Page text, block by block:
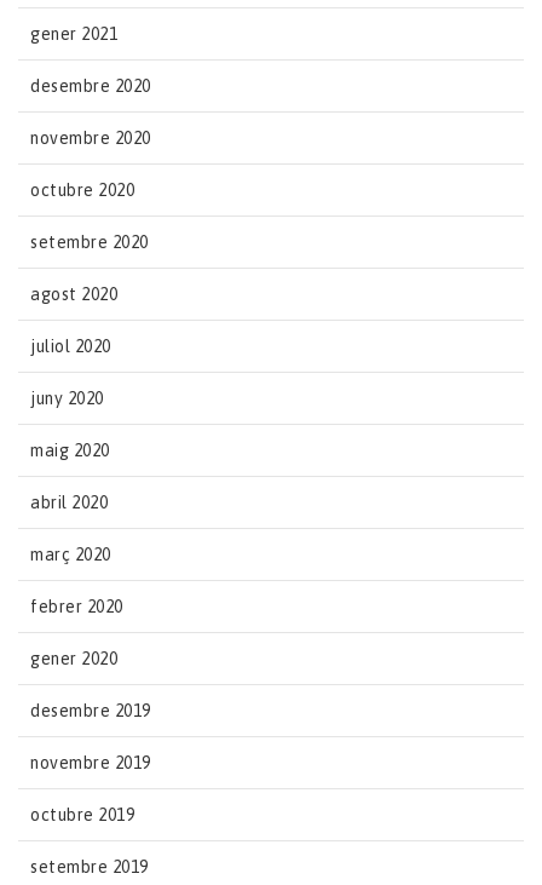
gener 2021
desembre 2020
novembre 2020
octubre 2020
setembre 2020
agost 2020
juliol 2020
juny 2020
maig 2020
abril 2020
març 2020
febrer 2020
gener 2020
desembre 2019
novembre 2019
octubre 2019
setembre 2019